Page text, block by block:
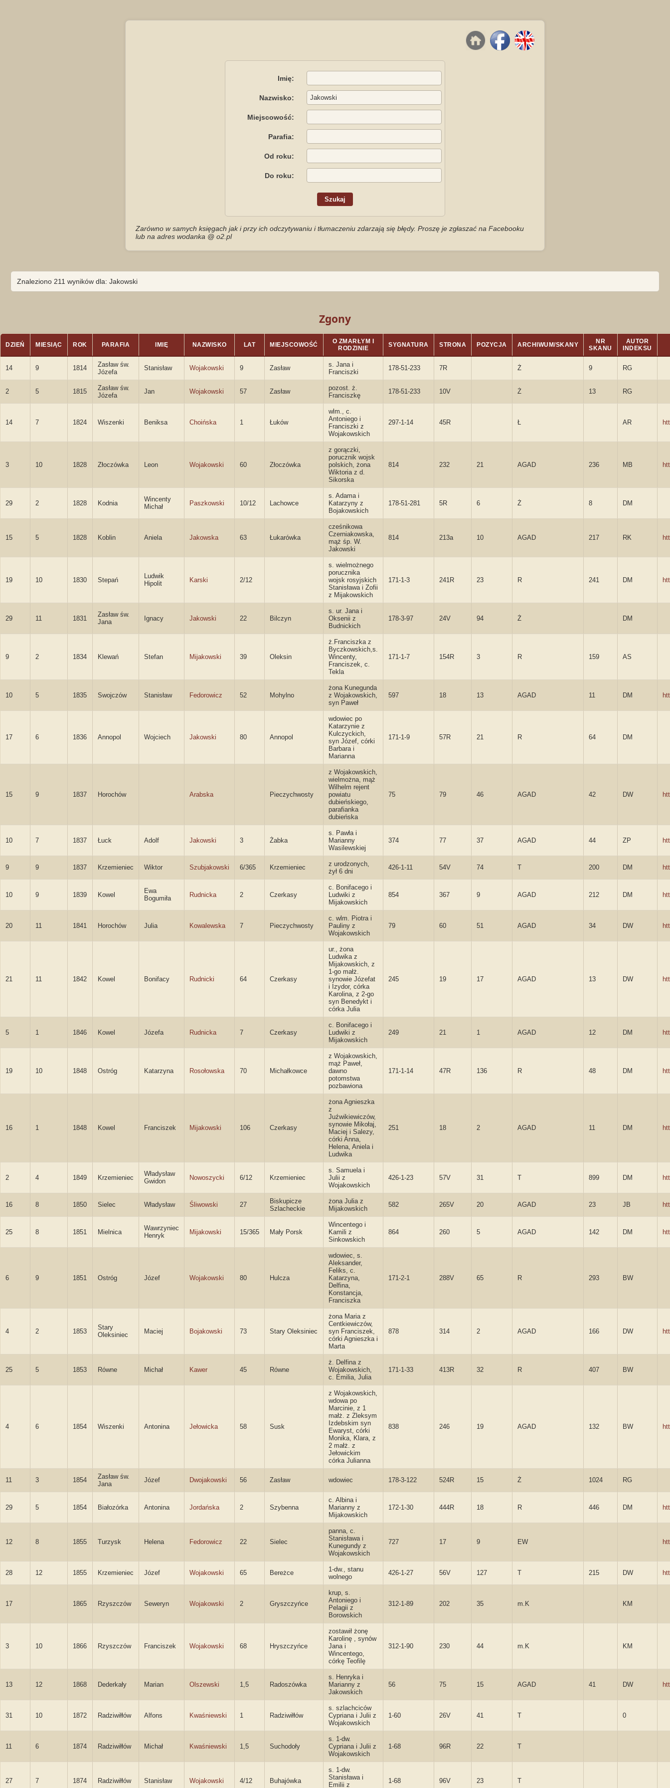
Imię:
Nazwisko:
Miejscowość:
Parafia:
Od roku:
Do roku:
Zarówno w samych księgach jak i przy ich odczytywaniu i tłumaczeniu zdarzają się błędy. Proszę je zgłaszać na Facebooku
lub na adres wodanka @ o2.pl
Znaleziono 211 wyników dla: Jakowski
Zgony
DZIEŃ MIESIĄC ROK PARAFIA IMIĘ NAZWISKO LAT MIEJSCOWOŚĆ
O ZMARŁYM I
RODZINIE
SYGNATURA STRONA POZYCJA ARCHIWUM/SKANY
NR
SKANU
AUTOR
INDEKSU
14 9 1814
Zasław św.
Józefa
Stanisław Wojakowski 9 Zasław
s. Jana i
Franciszki
178-51-233 7R Ż 9 RG
2 5 1815
Zasław św.
Józefa
Jan Wojakowski 57 Zasław
pozost. ż.
Franciszkę
178-51-233 10V Ż 13 RG
14 7 1824 Wiszenki Beniksa Choińska 1 Łuków
wlm., c.
Antoniego i
Franciszki z
Wojakowskich
297-1-14 45R Ł AR
3 10 1828 Złoczówka Leon Wojakowski 60 Złoczówka
z gorączki,
porucznik wojsk
polskich, żona
Wiktoria z d.
Sikorska
814 232 21 AGAD 236 MB
29 2 1828 Kodnia
Wincenty
Michał
Paszkowski 10/12 Lachowce
s. Adama i
Katarzyny z
Bojakowskich
178-51-281 5R 6 Ż 8 DM
15 5 1828 Koblin Aniela Jakowska 63 Łukarówka
cześnikowa
Czerniakowska,
mąż śp. W.
Jakowski
814 213a 10 AGAD 217 RK
19 10 1830 Stepań
Ludwik
Hipolit
Karski 2/12
s. wielmożnego
porucznika
wojsk rosyjskich
Stanisława i Zofii
z Mijakowskich
171-1-3 241R 23 R 241 DM
29 11 1831
Zasław św.
Jana
Ignacy Jakowski 22 Bilczyn
s. ur. Jana i
Oksenii z
Budnickich
178-3-97 24V 94 Ż DM
9 2 1834 Klewań Stefan Mijakowski 39 Oleksin
ż.Franciszka z
Byczkowskich,s.
Wincenty,
Franciszek, c.
Tekla
171-1-7 154R 3 R 159 AS
10 5 1835 Swojczów Stanisław Fedorowicz 52 Mohylno
żona Kunegunda
z Wojakowskich,
syn Paweł
597 18 13 AGAD 11 DM
17 6 1836 Annopol Wojciech Jakowski 80 Annopol
wdowiec po
Katarzynie z
Kulczyckich,
syn Józef, córki
Barbara i
Marianna
171-1-9 57R 21 R 64 DM
15 9 1837 Horochów Arabska Pieczychwosty
z Wojakowskich,
wielmożna, mąż
Wilhelm rejent
powiatu
dubieńskiego,
parafianka
dubieńska
75 79 46 AGAD 42 DW
10 7 1837 Łuck Adolf Jakowski 3 Żabka
s. Pawła i
Marianny
Wasilewskiej
374 77 37 AGAD 44 ZP
9 9 1837 Krzemieniec Wiktor Szubjakowski 6/365 Krzemieniec
z urodzonych,
żył 6 dni
426-1-11 54V 74 T 200 DM
10 9 1839 Kowel
Ewa
Bogumiła
Rudnicka 2 Czerkasy
c. Bonifacego i
Ludwiki z
Mijakowskich
854 367 9 AGAD 212 DM
20 11 1841 Horochów Julia Kowalewska 7 Pieczychwosty
c. wlm. Piotra i
Pauliny z
Wojakowskich
79 60 51 AGAD 34 DW
21 11 1842 Kowel Bonifacy Rudnicki 64 Czerkasy
ur., żona
Ludwika z
Mijakowskich, z
1-go małż.
synowie Józefat
i Izydor, córka
Karolina, z 2-go
syn Benedykt i
córka Julia
245 19 17 AGAD 13 DW
5 1 1846 Kowel Józefa Rudnicka 7 Czerkasy
c. Bonifacego i
Ludwiki z
Mijakowskich
249 21 1 AGAD 12 DM
19 10 1848 Ostróg Katarzyna Rosołowska 70 Michałkowce
z Wojakowskich,
mąż Paweł,
dawno
potomstwa
pozbawiona
171-1-14 47R 136 R 48 DM
16 1 1848 Kowel Franciszek Mijakowski 106 Czerkasy
żona Agnieszka
z
Juźwikiewiczów,
synowie Mikołaj,
Maciej i Salezy,
córki Anna,
Helena, Aniela i
Ludwika
251 18 2 AGAD 11 DM
2 4 1849 Krzemieniec
Władysław
Gwidon
Nowoszycki 6/12 Krzemieniec
s. Samuela i
Julii z
Wojakowskich
426-1-23 57V 31 T 899 DM
16 8 1850 Sielec Władysław Śliwowski 27
Biskupicze
Szlacheckie
żona Julia z
Mijakowskich
582 265V 20 AGAD 23 JB
25 8 1851 Mielnica
Wawrzyniec
Henryk
Mijakowski 15/365 Mały Porsk
Wincentego i
Kamili z
Sinkowskich
864 260 5 AGAD 142 DM
6 9 1851 Ostróg Józef Wojakowski 80 Hulcza
wdowiec, s.
Aleksander,
Feliks, c.
Katarzyna,
Delfina,
Konstancja,
Franciszka
171-2-1 288V 65 R 293 BW
4 2 1853
Stary
Oleksiniec
Maciej Bojakowski 73 Stary Oleksiniec
żona Maria z
Centkiewiczów,
syn Franciszek,
córki Agnieszka i
Marta
878 314 2 AGAD 166 DW
25 5 1853 Równe Michał Kawer 45 Równe
ż. Delfina z
Wojakowskich,
c. Emilia, Julia
171-1-33 413R 32 R 407 BW
4 6 1854 Wiszenki Antonina Jełowicka 58 Susk
z Wojakowskich,
wdowa po
Marcinie, z 1
małż. z Zleksym
Izdebskim syn
Ewaryst, córki
Monika, Klara, z
2 małż. z
Jełowickim
córka Julianna
838 246 19 AGAD 132 BW
11 3 1854
Zasław św.
Jana
Józef Dwojakowski 56 Zasław wdowiec 178-3-122 524R 15 Ż 1024 RG
29 5 1854 Białozórka Antonina Jordańska 2 Szybenna
c. Albina i
Marianny z
Mijakowskich
172-1-30 444R 18 R 446 DM
12 8 1855 Turzysk Helena Fedorowicz 22 Sielec
panna, c.
Stanisława i
Kunegundy z
Wojakowskich
727 17 9 EW
28 12 1855 Krzemieniec Józef Wojakowski 65 Bereżce
1-dw., stanu
wolnego
426-1-27 56V 127 T 215 DW
17 1865 Rzyszczów Seweryn Wojakowski 2 Gryszczyńce
krup, s.
Antoniego i
Pelagii z
Borowskich
312-1-89 202 35 m.K KM
3 10 1866 Rzyszczów Franciszek Wojakowski 68 Hryszczyńce
zostawił żonę
Karolinę , synów
Jana i
Wincentego,
córkę Teofilę
312-1-90 230 44 m.K KM
13 12 1868 Dederkały Marian Olszewski 1,5 Radoszówka
s. Henryka i
Marianny z
Jakowskich
56 75 15 AGAD 41 DW
31 10 1872 Radziwiłłów Alfons Kwaśniewski 1 Radziwiłłów
s. szlachciców
Cypriana i Julii z
Wojakowskich
1-60 26V 41 T 0
11 6 1874 Radziwiłłów Michał Kwaśniewski 1,5 Suchodoły
s. 1-dw.
Cypriana i Julii z
Wojakowskich
1-68 96R 22 T
27 7 1874 Radziwiłłów Stanisław Wojakowski 4/12 Buhajówka
s. 1-dw.
Stanisława i
Emilii z
1-68 96V 23 T